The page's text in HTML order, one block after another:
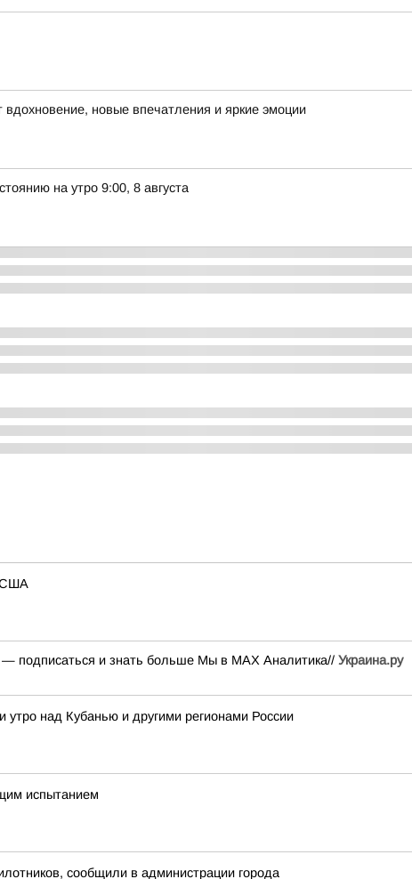
новые впечатления и яркие эмоции
на утро 9:00, 8 августа
США
— подписаться и знать больше Мы в MAX Аналитика// Украина.ру
утро над Кубанью и другими регионами России
испытанием
сообщили в администрации города